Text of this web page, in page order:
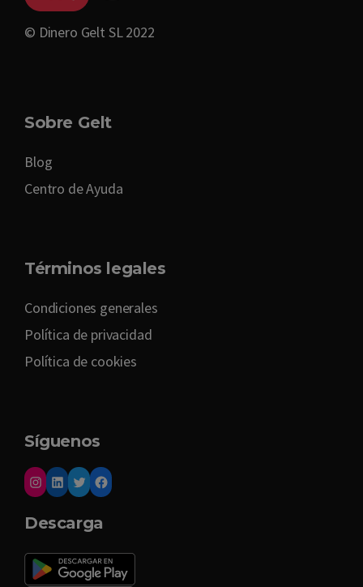
© Dinero Gelt SL 2022
Sobre Gelt
Blog
Centro de Ayuda
Términos legales
Condiciones generales
Política de privacidad
Política de cookies
Síguenos
Descarga